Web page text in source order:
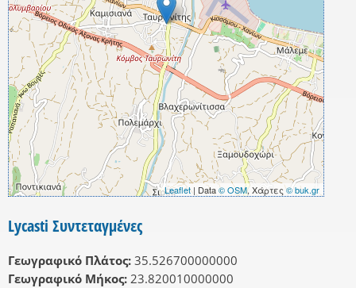
Leaflet| Data© OSM, Χάρτες© buk.gr
Lycasti Συντεταγμένες
Γεωγραφικό Πλάτος: 35.526700000000
Γεωγραφικό Μήκος: 23.820010000000